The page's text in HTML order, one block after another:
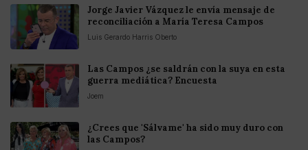
Jorge Javier Vázquez le envía mensaje de
reconciliación a María Teresa Campos
Luis Gerardo Harris Oberto
Las Campos ¿se saldrán con la suya en esta
guerra mediática? Encuesta
Joem
¿Crees que 'Sálvame' ha sido muy duro con
las Campos?